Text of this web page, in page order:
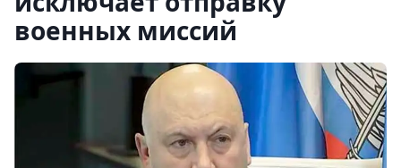
военных миссий